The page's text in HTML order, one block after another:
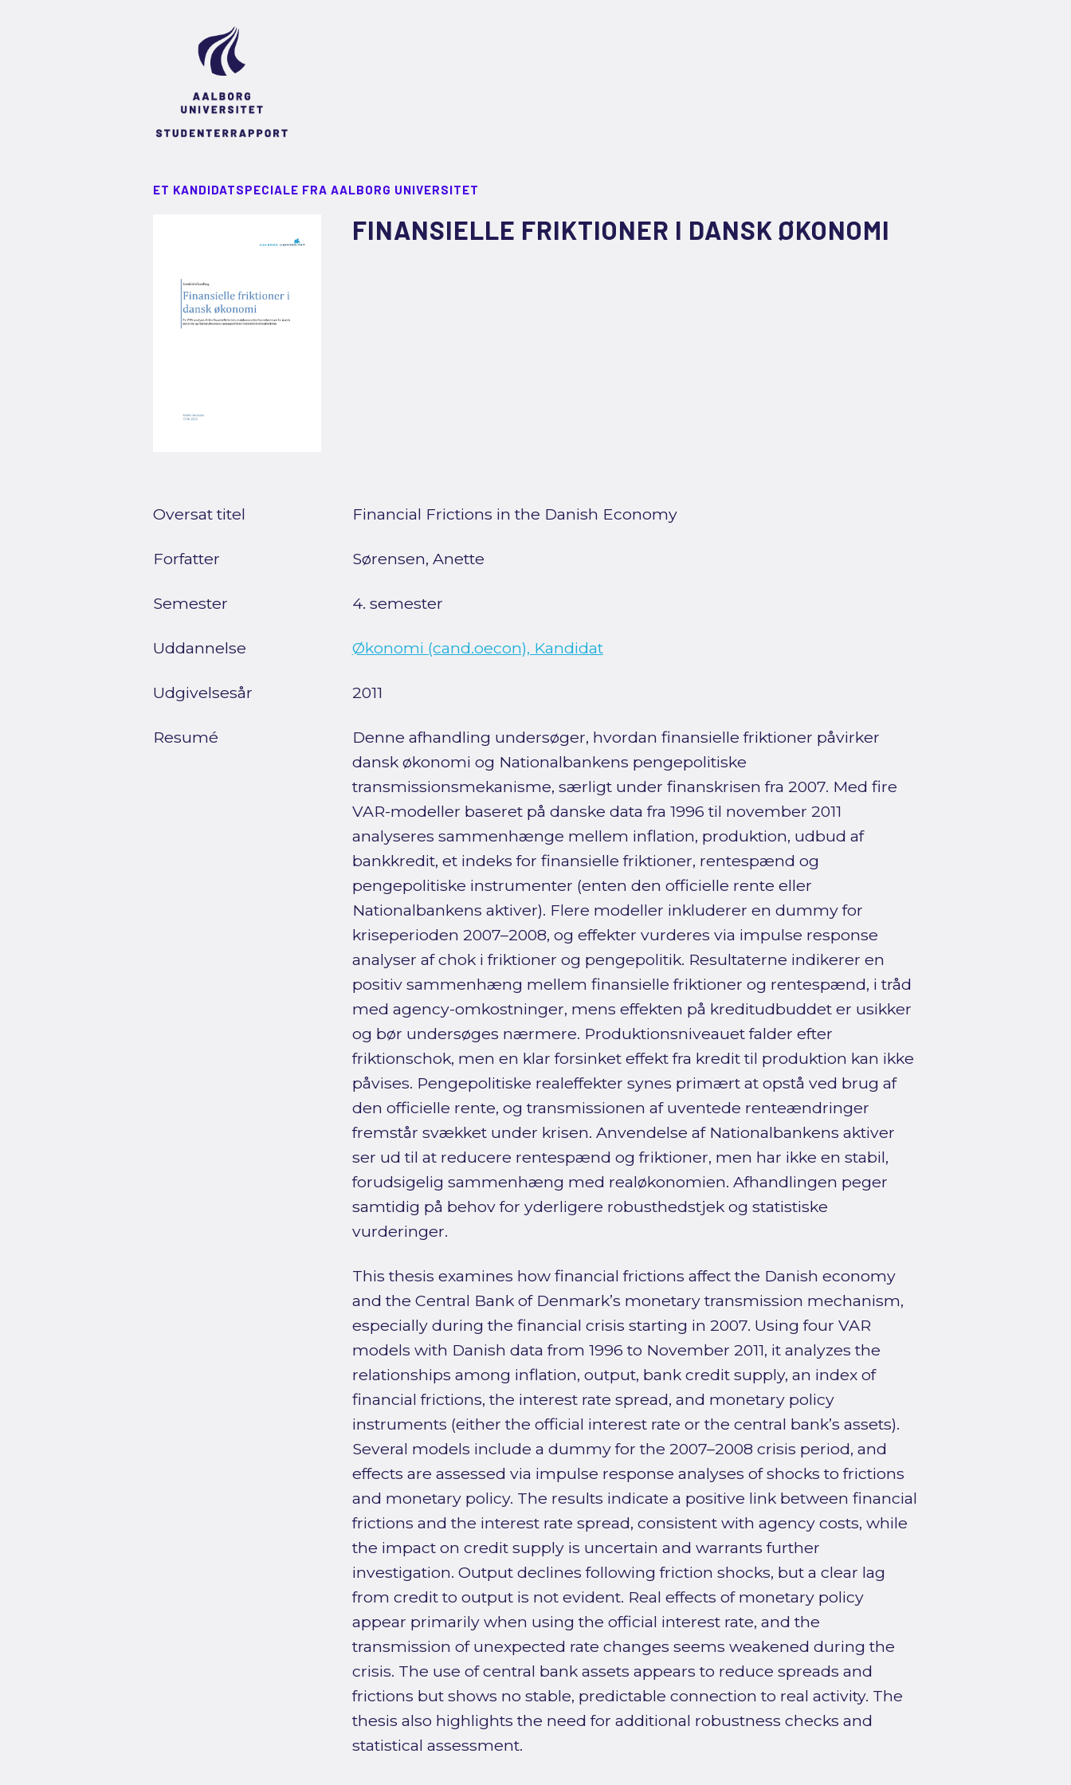
ET KANDIDATSPECIALE FRA AALBORG UNIVERSITET
FINANSIELLE FRIKTIONER I DANSK ØKONOMI
Oversat titel Financial Frictions in the Danish Economy
Forfatter Sørensen, Anette
Semester 4. semester
Uddannelse Økonomi (cand.oecon), Kandidat
Udgivelsesår 2011
Resumé
Denne afhandling undersøger, hvordan finansielle friktioner påvirker
dansk økonomi og Nationalbankens pengepolitiske
transmissionsmekanisme, særligt under finanskrisen fra 2007. Med fire
VAR-modeller baseret på danske data fra 1996 til november 2011
analyseres sammenhænge mellem inflation, produktion, udbud af
bankkredit, et indeks for finansielle friktioner, rentespænd og
pengepolitiske instrumenter (enten den officielle rente eller
Nationalbankens aktiver). Flere modeller inkluderer en dummy for
kriseperioden 2007–2008, og effekter vurderes via impulse response
analyser af chok i friktioner og pengepolitik. Resultaterne indikerer en
positiv sammenhæng mellem finansielle friktioner og rentespænd, i tråd
med agency-omkostninger, mens effekten på kreditudbuddet er usikker
og bør undersøges nærmere. Produktionsniveauet falder efter
friktionschok, men en klar forsinket effekt fra kredit til produktion kan ikke
påvises. Pengepolitiske realeffekter synes primært at opstå ved brug af
den officielle rente, og transmissionen af uventede renteændringer
fremstår svækket under krisen. Anvendelse af Nationalbankens aktiver
ser ud til at reducere rentespænd og friktioner, men har ikke en stabil,
forudsigelig sammenhæng med realøkonomien. Afhandlingen peger
samtidig på behov for yderligere robusthedstjek og statistiske
vurderinger.
This thesis examines how financial frictions affect the Danish economy
and the Central Bank of Denmark’s monetary transmission mechanism,
especially during the financial crisis starting in 2007. Using four VAR
models with Danish data from 1996 to November 2011, it analyzes the
relationships among inflation, output, bank credit supply, an index of
financial frictions, the interest rate spread, and monetary policy
instruments (either the official interest rate or the central bank’s assets).
Several models include a dummy for the 2007–2008 crisis period, and
effects are assessed via impulse response analyses of shocks to frictions
and monetary policy. The results indicate a positive link between financial
frictions and the interest rate spread, consistent with agency costs, while
the impact on credit supply is uncertain and warrants further
investigation. Output declines following friction shocks, but a clear lag
from credit to output is not evident. Real effects of monetary policy
appear primarily when using the official interest rate, and the
transmission of unexpected rate changes seems weakened during the
crisis. The use of central bank assets appears to reduce spreads and
frictions but shows no stable, predictable connection to real activity. The
thesis also highlights the need for additional robustness checks and
statistical assessment.